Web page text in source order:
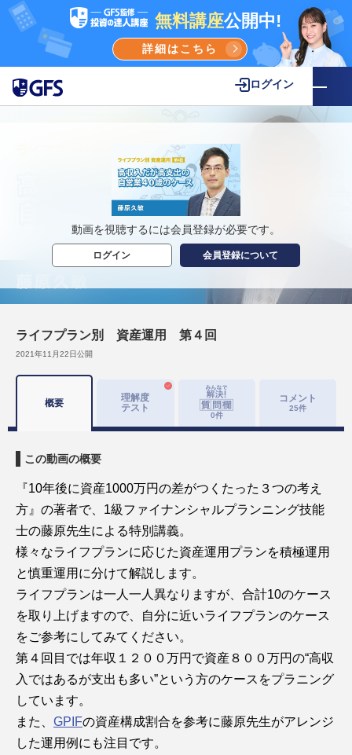
無料講座公開中!
詳細はこちら
ログイン
動画を視聴するには会員登録が必要です。
ログイン 会員登録について
ライフプラン別 資産運用 第４回
2021年11月22日公開
概要
理解度
テスト
0件
コメント
25件
この動画の概要
『10年後に資産1000万円の差がつくたった３つの考え
方』の著者で、1級ファイナンシャルプランニング技能
士の藤原先生による特別講義。
様々なライフプランに応じた資産運用プランを積極運用
と慎重運用に分けて解説します。
ライフプランは一人一人異なりますが、合計10のケース
を取り上げますので、自分に近いライフプランのケース
をご参考にしてみてください。
第４回目では年収１２００万円で資産８００万円の“高収
入ではあるが支出も多い”という方のケースをプラニング
しています。
また、 GPIFの資産構成割合を参考に藤原先生がアレンジ
した運用例にも注目です。